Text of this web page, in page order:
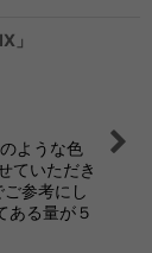
」
ような色
ていただき
参考にし
ある量が５